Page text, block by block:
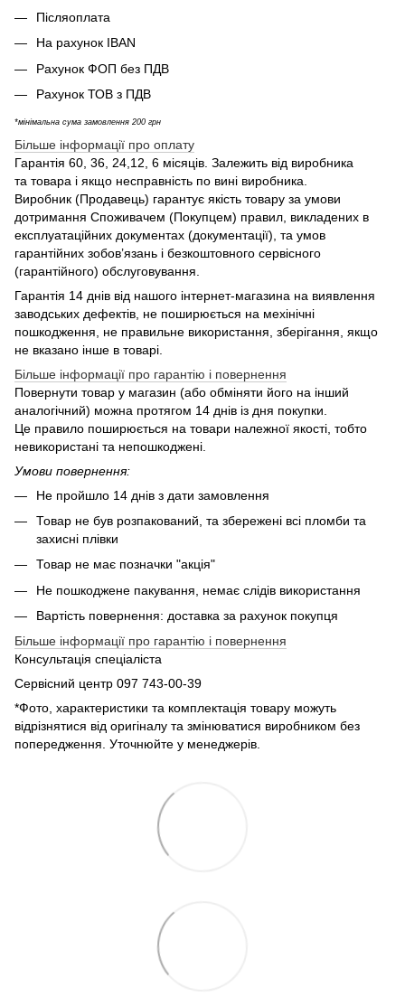
Післяоплата
На рахунок IBAN
Рахунок ФОП без ПДВ
Рахунок ТОВ з ПДВ
*мінімальна сума замовлення 200 грн
Більше інформації про оплату
Гарантія 60, 36, 24,12, 6 місяців. Залежить від виробника
та товара і якщо несправність по вині виробника.
Виробник (Продавець) гарантує якість товару за умови
дотримання Споживачем (Покупцем) правил, викладених в
експлуатаційних документах (документації), та умов
гарантійних зобов’язань і безкоштовного сервісного
(гарантійного) обслуговування.
Гарантія 14 днів від нашого інтернет-магазина на виявлення
заводських дефектів, не поширюється на мехінічні
пошкодження, не правильне використання, зберігання, якщо
не вказано інше в товарі.
Більше інформації про гарантію і повернення
Повернути товар у магазин (або обміняти його на інший
аналогічний) можна протягом 14 днів із дня покупки.
Це правило поширюється на товари належної якості, тобто
невикористані та непошкоджені.
Умови повернення:
Не пройшло 14 днів з дати замовлення
Товар не був розпакований, та збережені всі пломби та
захисні плівки
Товар не має позначки "акція"
Не пошкоджене пакування, немає слідів використання
Вартість повернення: доставка за рахунок покупця
Більше інформації про гарантію і повернення
Консультація спеціаліста
Сервісний центр 097 743-00-39
*Фото, характеристики та комплектація товару можуть
відрізнятися від оригіналу та змінюватися виробником без
попередження. Уточнюйте у менеджерів.